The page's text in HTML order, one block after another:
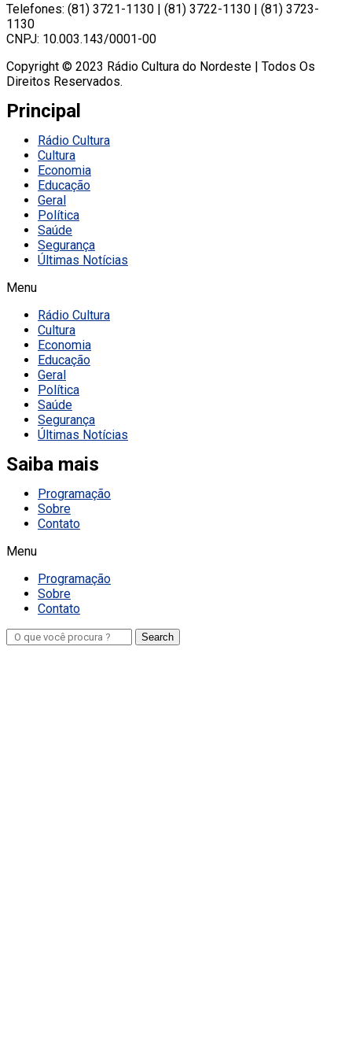
Telefones: (81) 3721-1130 | (81) 3722-1130 | (81) 3723-
1130
CNPJ: 10.003.143/0001-00
Copyright © 2023 Rádio Cultura do Nordeste | Todos Os
Direitos Reservados.
Principal
Rádio Cultura
Cultura
Economia
Educação
Geral
Política
Saúde
Segurança
Últimas Notícias
Menu
Rádio Cultura
Cultura
Economia
Educação
Geral
Política
Saúde
Segurança
Últimas Notícias
Saiba mais
Programação
Sobre
Contato
Menu
Programação
Sobre
Contato
Search